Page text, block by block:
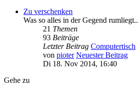
Zu verschenken
Was so alles in der Gegend rumliegt..
21 Themen
93 Beiträge
Letzter Beitrag Computertisch
von pioter Neuester Beitrag
Di 18. Nov 2014, 16:40
Gehe zu